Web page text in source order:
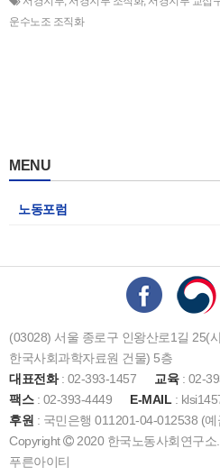
운수노조 조직화
MENU
노동포럼
(03028) 서울 종로구 인왕산로1길 25(
한국사회과학자료원 건물) 5층
대표전화: 02-393-1457 교육: 02-
팩스: 02-393-4449 E-MAIL:
후원 : 국민은행 011201-04-012538 (
Copyright
2020 한국노동사회연구소
푸른아이티